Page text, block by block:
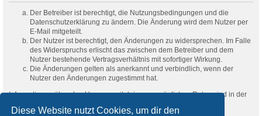
Diese Website nutzt Cookies, um dir den
Der Betreiber ist berechtigt, die Nutzungsbedingungen und die
Datenschutzerklärung zu ändern. Die Änderung wird dem Nutzer per
E-Mail mitgeteilt.
Der Nutzer ist berechtigt, den Änderungen zu widersprechen. Im Falle
des Widerspruchs erlischt das zwischen dem Betreiber und dem
Nutzer bestehende Vertragsverhältnis mit sofortiger Wirkung.
Die Änderungen gelten als anerkannt und verbindlich, wenn der
Nutzer den Änderungen zugestimmt hat.
Informationen über den Umgang mit deinen persönlichen Daten sind in der